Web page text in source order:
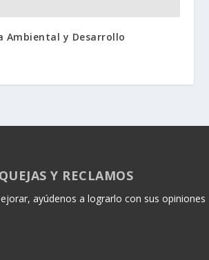
Ambiental y Desarrollo
Y RECLAMOS
ayúdenos a lograrlo con sus opiniones